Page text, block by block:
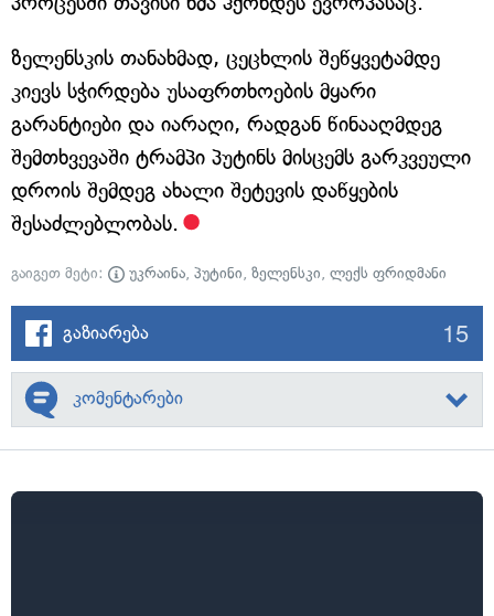
ზელენსკის თანახმად, ცეცხლის შეწყვეტამდე
კიევს სჭირდება უსაფრთხოების მყარი
გარანტიები და იარაღი, რადგან წინააღმდეგ
შემთხვევაში ტრამპი პუტინს მისცემს გარკვეული
დროის შემდეგ ახალი შეტევის დაწყების
შესაძლებლობას.
გაიგეთ მეტი: უკრაინა, პუტინი, ზელენსკი, ლექს ფრიდმანი
გაზიარება 15
კომენტარები